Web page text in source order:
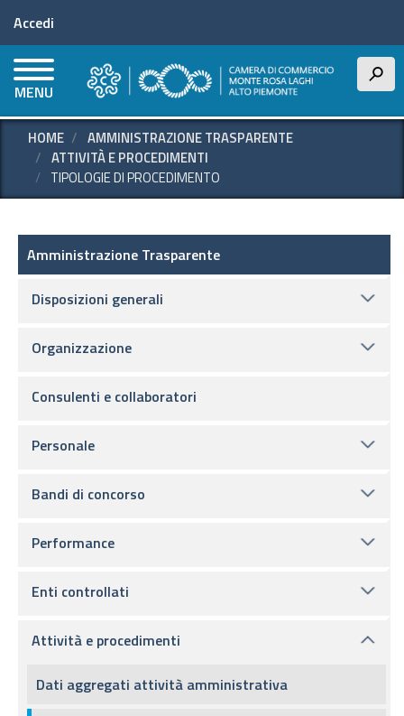
principale
Menu profilo utente
Accedi
MENU
h
HOME
AMMINISTRAZIONE TRASPARENTE
ATTIVITÀ E PROCEDIMENTI
TIPOLOGIE DI PROCEDIMENTO
Amministrazione Trasparente
Amministrazione Trasparente
Disposizioni generali
Organizzazione
Consulenti e collaboratori
Personale
Bandi di concorso
Performance
Enti controllati
Attività e procedimenti
Dati aggregati attività amministrativa